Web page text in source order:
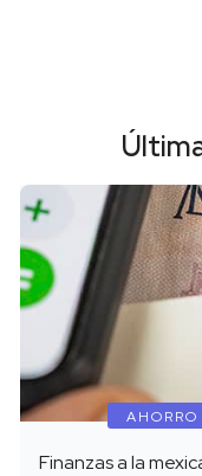
AHORRO
Finanzas a la